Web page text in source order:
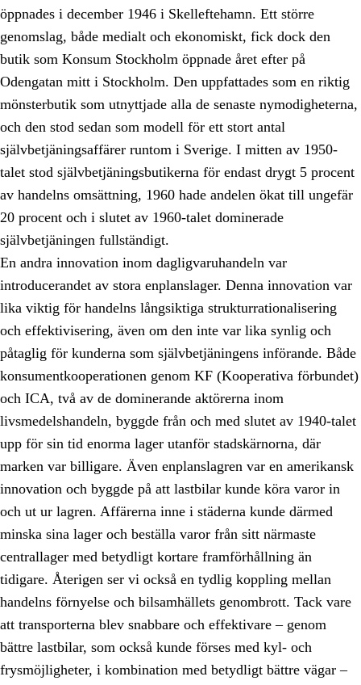
öppnades i december 1946 i Skelleftehamn. Ett större
genomslag, både medialt och ekonomiskt, fick dock den
butik som Konsum Stockholm öppnade året efter på
Odengatan mitt i Stockholm. Den uppfattades som en riktig
mönsterbutik som utnyttjade alla de senaste nymodigheterna,
och den stod sedan som modell för ett stort antal
självbetjäningsaffärer runtom i Sverige. I mitten av 1950-
talet stod självbetjäningsbutikerna för endast drygt 5 procent
av handelns omsättning, 1960 hade andelen ökat till ungefär
20 procent och i slutet av 1960-talet dominerade
självbetjäningen fullständigt.
En andra innovation inom dagligvaruhandeln var
introducerandet av stora enplanslager. Denna innovation var
lika viktig för handelns långsiktiga strukturrationalisering
och effektivisering, även om den inte var lika synlig och
påtaglig för kunderna som självbetjäningens införande. Både
konsumentkooperationen genom KF (Kooperativa förbundet)
och ICA, två av de dominerande aktörerna inom
livsmedelshandeln, byggde från och med slutet av 1940-talet
upp för sin tid enorma lager utanför stadskärnorna, där
marken var billigare. Även enplanslagren var en amerikansk
innovation och byggde på att lastbilar kunde köra varor in
och ut ur lagren. Affärerna inne i städerna kunde därmed
minska sina lager och beställa varor från sitt närmaste
centrallager med betydligt kortare framförhållning än
tidigare. Återigen ser vi också en tydlig koppling mellan
handelns förnyelse och bilsamhällets genombrott. Tack vare
att transporterna blev snabbare och effektivare – genom
bättre lastbilar, som också kunde förses med kyl- och
frysmöjligheter, i kombination med betydligt bättre vägar –